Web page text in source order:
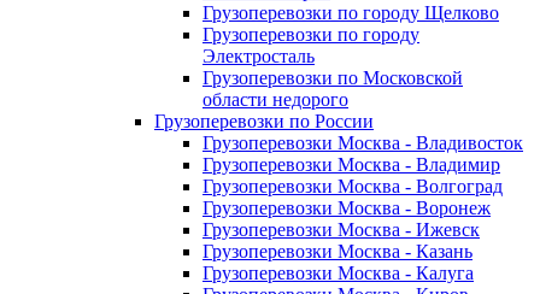
Грузоперевозки по городу Щелково
Грузоперевозки по городу
Электросталь
Грузоперевозки по Московской
области недорого
Грузоперевозки по России
Грузоперевозки Москва - Владивосток
Грузоперевозки Москва - Владимир
Грузоперевозки Москва - Волгоград
Грузоперевозки Москва - Воронеж
Грузоперевозки Москва - Ижевск
Грузоперевозки Москва - Казань
Грузоперевозки Москва - Калуга